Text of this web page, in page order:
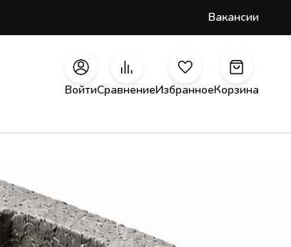
Вакансии
ВойтиСравнениеИзбранноеКорзина